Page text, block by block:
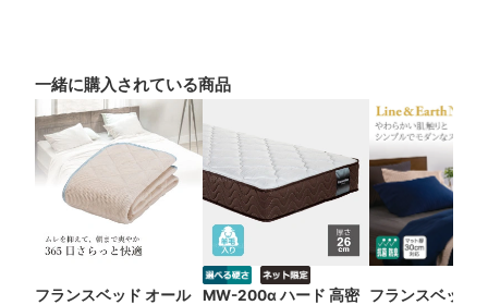
一緒に購入されている商品
フランスベッド オール
MW-200α ハード 高密
フランスベッド